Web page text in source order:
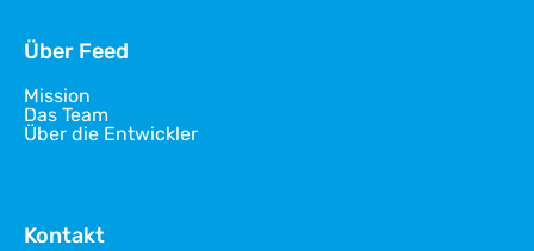
Über Feed
Mission
Das Team
Über die Entwickler
Kontakt